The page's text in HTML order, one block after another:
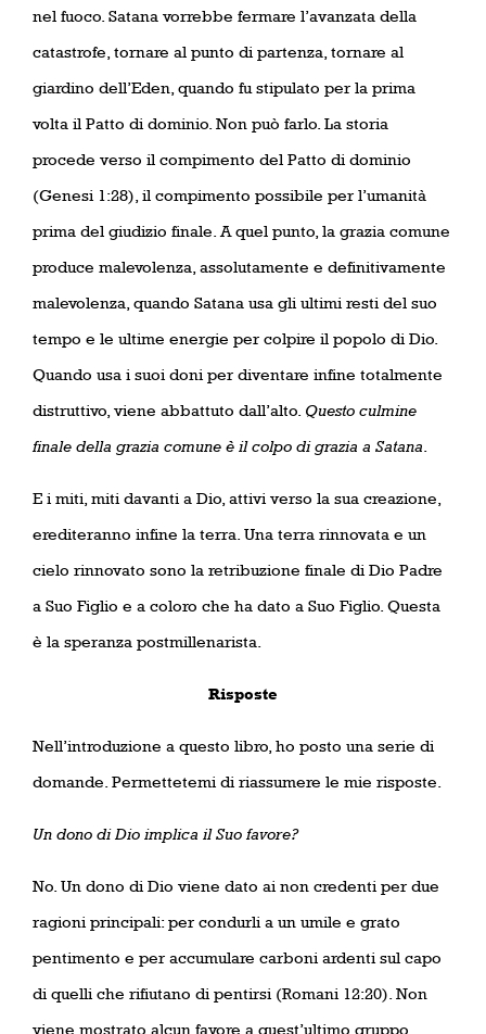
nel fuoco. Satana vorrebbe fermare l’avanzata della
catastrofe, tornare al punto di partenza, tornare al
giardino dell’Eden, quando fu stipulato per la prima
volta il Patto di dominio. Non può farlo. La storia
procede verso il compimento del Patto di dominio
(Genesi 1:28), il compimento possibile per l’umanità
prima del giudizio finale. A quel punto, la grazia comune
produce malevolenza, assolutamente e definitivamente
malevolenza, quando Satana usa gli ultimi resti del suo
tempo e le ultime energie per colpire il popolo di Dio.
Quando usa i suoi doni per diventare infine totalmente
distruttivo, viene abbattuto dall’alto. Questo culmine
finale della grazia comune è il colpo di grazia a Satana
E i miti, miti davanti a Dio, attivi verso la sua creazione,
erediteranno infine la terra. Una terra rinnovata e un
cielo rinnovato sono la retribuzione finale di Dio Padre
a Suo Figlio e a coloro che ha dato a Suo Figlio. Questa
è la speranza postmillenarista.
Risposte
Nell’introduzione a questo libro, ho posto una serie di
domande. Permettetemi di riassumere le mie risposte.
Un dono di Dio implica il Suo favore?
No. Un dono di Dio viene dato ai non credenti per due
ragioni principali: per condurli a un umile e grato
pentimento e per accumulare carboni ardenti sul capo
di quelli che rifiutano di pentirsi (Romani 12:20). Non
viene mostrato alcun favore a quest’ultimo gruppo.